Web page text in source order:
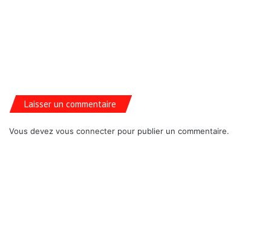
Laisser un commentaire
Vous devez vous connecter pour publier un commentaire.